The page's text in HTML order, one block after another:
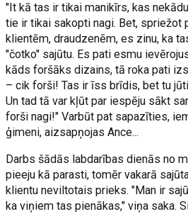
"It kā tas ir tikai manikīrs, kas
tie ir tikai sakopti nagi. Bet, spriežot
klientēm, draudzenēm, es zinu, ka
"čotko" sajūtu. Es pati esmu
kāds foršāks dizains, tā roka pati
– cik forši! Tas ir īss brīdis, bet tu
Un tad tā var kļūt par iespēju sākt
forši nagi!" Varbūt pat sapazīties,
ģimeni, aizsapņojas Ance...
Darbs šādās labdarības dienās no
pieeju kā parasti, tomēr vakarā
klientu neviltotais prieks. "Man ir
ka viņiem tas pienākas," viņa saka.